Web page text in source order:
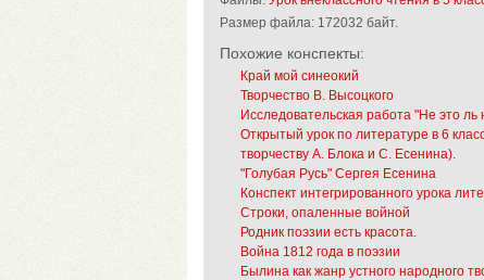
Размер файла: 172032 байт.
Похожие конспекты:
Край мой синеокий
Творчество В. Высоцкого
Исследовательская работа "Не это ль
Открытый урок по литературе в 6
творчеству А. Блока и С. Есенина).
"Голубая Русь" Сергея Есенина
Конспект интегрированного урока
Строки, опаленные войной
Родник поэзии есть красота.
Война 1812 года в поэзии
Былина как жанр устного народного